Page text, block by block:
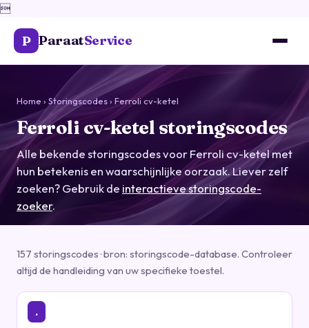

P ParaatService
Home › Storingscodes› Ferroli cv-ketel
Ferroli cv-ketel storingscodes
Alle bekende storingscodes voor Ferroli cv-ketel met
hun betekenis en waarschijnlijke oorzaak. Liever zelf
zoeken? Gebruik de interactieve storingscode-
zoeker.
157 storingscodes · bron: storingscode-database. Controleer
altijd de handleiding van uw specifieke toestel.
.